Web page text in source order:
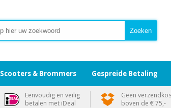
Scooters & Brommers Gespreide Betaling
Eenvoudig en veilig
betalen met iDeal
Geen
boven de € 75,-